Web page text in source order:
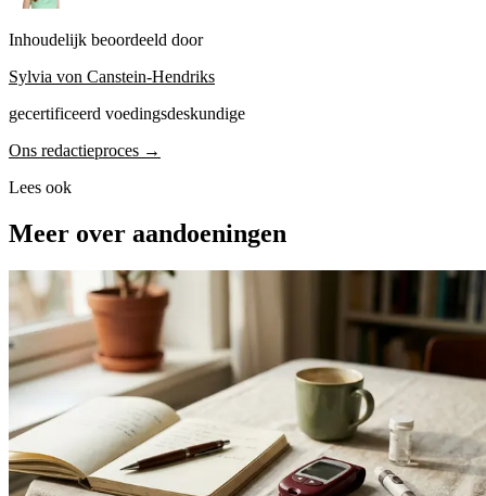
Inhoudelijk beoordeeld door
Sylvia von Canstein-Hendriks
gecertificeerd voedingsdeskundige
Ons redactieproces →
Lees ook
Meer over aandoeningen